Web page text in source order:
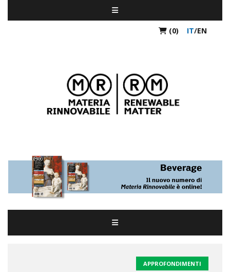
(0) IT/EN
APPROFONDIMENTI